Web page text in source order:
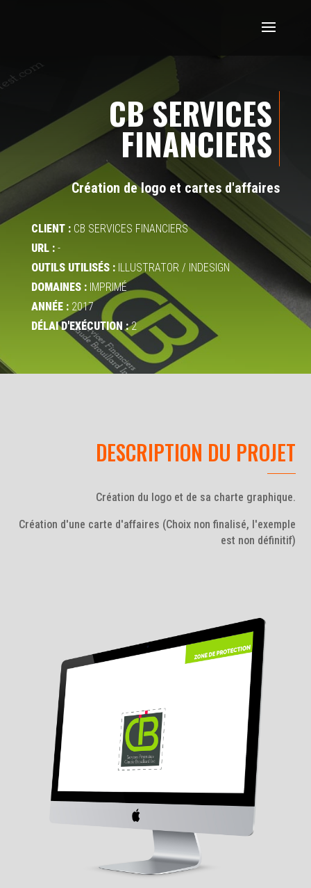
CB SERVICES
FINANCIERS
Création de logo et cartes d'affaires
CLIENT : CB SERVICES FINANCIERS
URL : -
OUTILS UTILISÉS : ILLUSTRATOR / INDESIGN
DOMAINES : IMPRIMÉ
ANNÉE : 2017
DÉLAI D'EXÉCUTION :2
DESCRIPTION DU PROJET
Création du logo et de sa charte graphique.
Création d'une carte d'affaires (Choix non finalisé, l'exemple
est non définitif)